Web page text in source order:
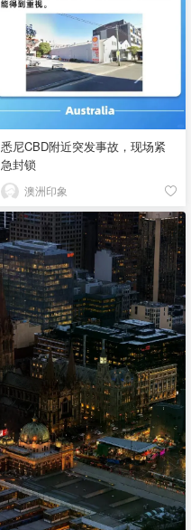
悉尼CBD附近突发事故，现场紧
急封锁
澳洲印象